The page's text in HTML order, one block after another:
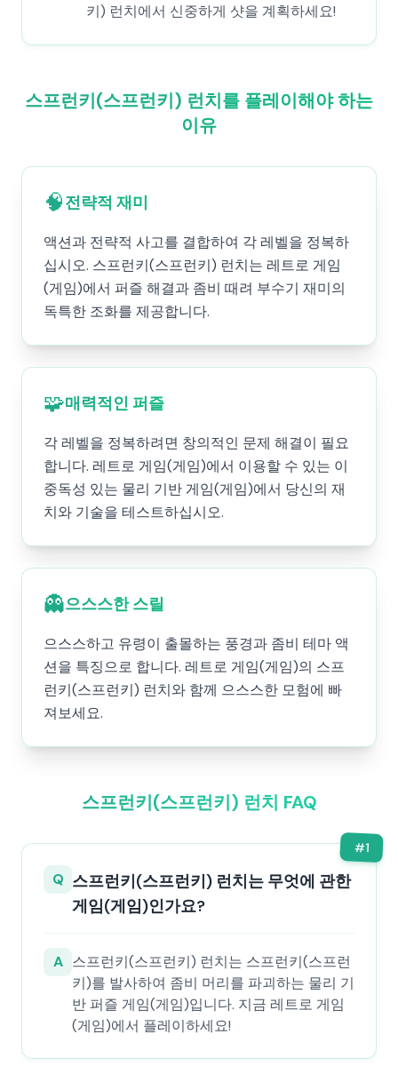
키) 런치에서 신중하게 샷을 계획하세요!
스프런키(스프런키) 런치를 플레이해야 하는
이유
🧠전략적 재미
액션과 전략적 사고를 결합하여 각 레벨을 정복하
십시오. 스프런키(스프런키) 런치는 레트로 게임
(게임)에서 퍼즐 해결과 좀비 때려 부수기 재미의
독특한 조화를 제공합니다.
🧩매력적인 퍼즐
각 레벨을 정복하려면 창의적인 문제 해결이 필요
합니다. 레트로 게임(게임)에서 이용할 수 있는 이
중독성 있는 물리 기반 게임(게임)에서 당신의 재
치와 기술을 테스트하십시오.
👻으스스한 스릴
으스스하고 유령이 출몰하는 풍경과 좀비 테마 액
션을 특징으로 합니다. 레트로 게임(게임)의 스프
런키(스프런키) 런치와 함께 으스스한 모험에 빠
져보세요.
스프런키(스프런키) 런치 FAQ
#1
Q 스프런키(스프런키) 런치는 무엇에 관한
게임(게임)인가요?
A 스프런키(스프런키) 런치는 스프런키(스프런
키)를 발사하여 좀비 머리를 파괴하는 물리 기
반 퍼즐 게임(게임)입니다. 지금 레트로 게임
(게임)에서 플레이하세요!